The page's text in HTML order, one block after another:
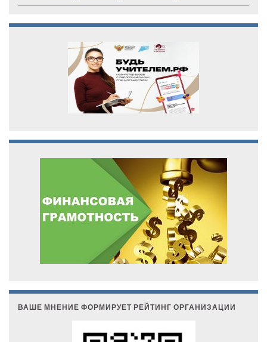
ВАШЕ МНЕНИЕ ФОРМИРУЕТ РЕЙТИНГ ОРГАНИЗАЦИИ